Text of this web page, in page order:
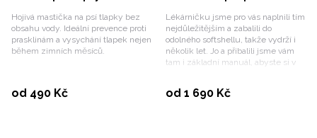
Hojivá mastička na psí tlapky bez
obsahu vody. Ideální prevence proti
prasklinám a vysychání tlapek nejen
během zimních měsíců.
od 490 KčVybrat variantu
Lékárničku jsme pro vás naplnili tím
nejdůležitějším a zabalili do
odolného softshellu, takže vydrží i
několik let. Jo a přibalili jsme vám
tam i základní manuál, abyste si v
od 1 690 KčVybrat variantu